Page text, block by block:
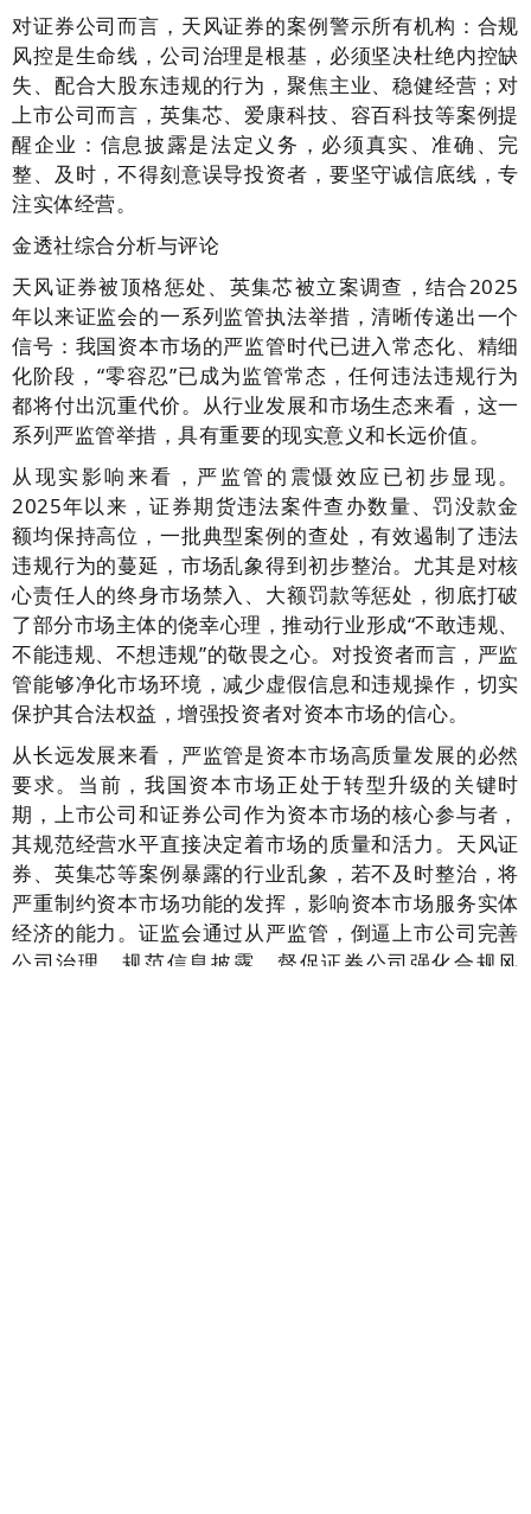
对证券公司而言，天风证券的案例警示所有机构：合规
风控是生命线，公司治理是根基，必须坚决杜绝内控缺
失、配合大股东违规的行为，聚焦主业、稳健经营；对
上市公司而言，英集芯、爱康科技、容百科技等案例提
醒企业：信息披露是法定义务，必须真实、准确、完
整、及时，不得刻意误导投资者，要坚守诚信底线，专
注实体经营。
金透社综合分析与评论
天风证券被顶格惩处、英集芯被立案调查，结合2025
年以来证监会的一系列监管执法举措，清晰传递出一个
信号：我国资本市场的严监管时代已进入常态化、精细
化阶段，“零容忍”已成为监管常态，任何违法违规行为
都将付出沉重代价。从行业发展和市场生态来看，这一
系列严监管举措，具有重要的现实意义和长远价值。
从现实影响来看，严监管的震慑效应已初步显现。
2025年以来，证券期货违法案件查办数量、罚没款金
额均保持高位，一批典型案例的查处，有效遏制了违法
违规行为的蔓延，市场乱象得到初步整治。尤其是对核
心责任人的终身市场禁入、大额罚款等惩处，彻底打破
了部分市场主体的侥幸心理，推动行业形成“不敢违规、
不能违规、不想违规”的敬畏之心。对投资者而言，严监
管能够净化市场环境，减少虚假信息和违规操作，切实
保护其合法权益，增强投资者对资本市场的信心。
从长远发展来看，严监管是资本市场高质量发展的必然
要求。当前，我国资本市场正处于转型升级的关键时
期，上市公司和证券公司作为资本市场的核心参与者，
其规范经营水平直接决定着市场的质量和活力。天风证
券、英集芯等案例暴露的行业乱象，若不及时整治，将
严重制约资本市场功能的发挥，影响资本市场服务实体
经济的能力。证监会通过从严监管，倒逼上市公司完善
公司治理、规范信息披露，督促证券公司强化合规风